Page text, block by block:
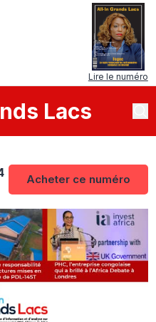
Lire le numéro
Lacs
Acheter ce numéro